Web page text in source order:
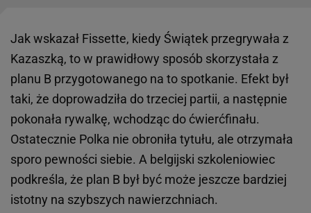
Jak wskazał Fissette, kiedy Świątek przegrywała z
Kazaszką, to w prawidłowy sposób skorzystała z
planu B przygotowanego na to spotkanie. Efekt był
taki, że doprowadziła do trzeciej partii, a następnie
pokonała rywalkę, wchodząc do ćwierćfinału.
Ostatecznie Polka nie obroniła tytułu, ale otrzymała
sporo pewności siebie. A belgijski szkoleniowiec
podkreśla, że plan B był być może jeszcze bardziej
istotny na szybszych nawierzchniach.